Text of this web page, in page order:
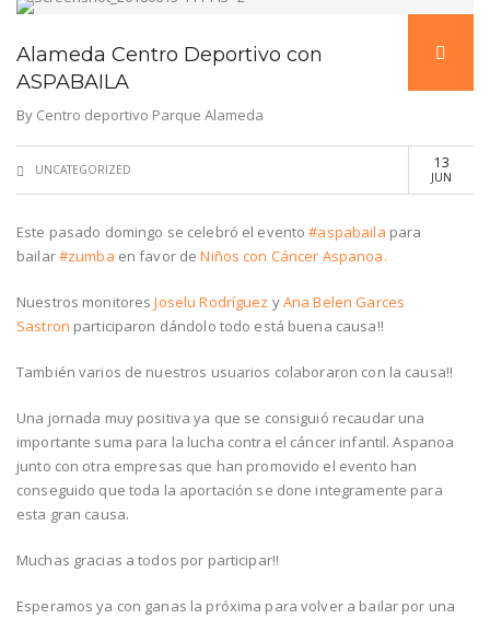
Alameda Centro Deportivo con
ASPABAILA
By Centro deportivo Parque Alameda
UNCATEGORIZED 13
JUN
Este pasado domingo se celebró el evento#aspabaila para
bailar#zumba en favor deNiños con Cáncer Aspanoa.
Nuestros monitoresJoselu Rodríguez yAna Belen Garces
Sastron participaron dándolo todo está buena causa!!
También varios de nuestros usuarios colaboraron con la causa!!
Una jornada muy positiva ya que se consiguió recaudar una
importante suma para la lucha contra el cáncer infantil. Aspanoa
junto con otra empresas que han promovido el evento han
conseguido que toda la aportación se done integramente para
esta gran causa.
Muchas gracias a todos por participar!!
Esperamos ya con ganas la próxima para volver a bailar por una